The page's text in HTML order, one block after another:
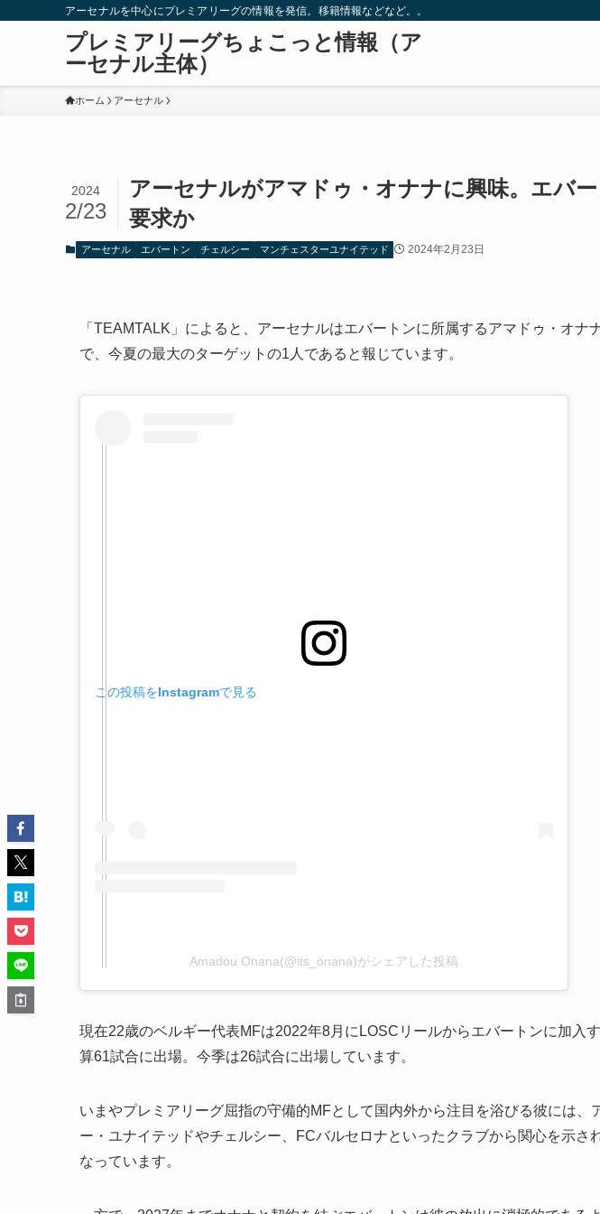
アーセナルを中心にプレミアリーグの情報を発信。移籍情報などなど。。
プレミアリーグちょこっと情報（ア
ーセナル主体）
ホーム アーセナル
アーセナルがアマドゥ・オナナに興味。エバ
要求か
2024
2/23
アーセナル エバートン チェルシー マンチェスターユナイテッド 2024年2月23日
「TEAMTALK」によると、アーセナルはエバートンに所属するアマドゥ・オナ
で、今夏の最大のターゲットの1人であると報じています。
この投稿をInstagramで見る
Amadou Onana(@its_onana)がシェアした投稿
現在22歳のベルギー代表MFは2022年8月にLOSCリールからエバートンに加入
算61試合に出場。今季は26試合に出場しています。
いまやプレミアリーグ屈指の守備的MFとして国内外から注目を浴びる彼には、
ー・ユナイテッドやチェルシー、FCバルセロナといったクラブから関心を示さ
なっています。